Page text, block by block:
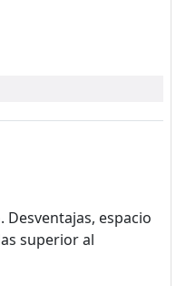
espacio
superior al